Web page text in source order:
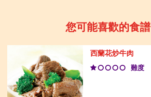
您可能喜歡的食譜
西蘭花炒牛肉
難度